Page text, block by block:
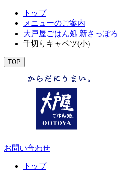
トップ
メニューのご案内
大戸屋ごはん処 新さっぽ
千切りキャベツ(小)
TOP
お問い合わせ
トップ